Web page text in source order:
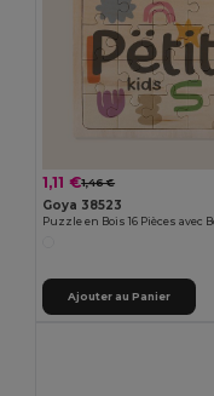
1,11 €1,46 €
Goya 38523
Ajouter au Panier